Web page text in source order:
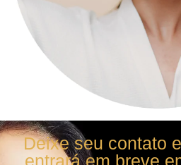
Deixe seu contato
entrará em breve